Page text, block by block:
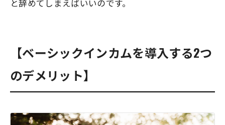
と辞めてしまえばいいのです。
【ベーシックインカムを導入する2つ
のデメリット】